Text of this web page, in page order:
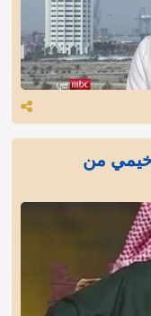
خيمي من